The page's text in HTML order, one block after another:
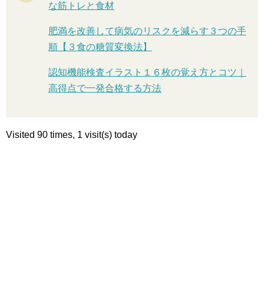
な筋トレと食材
肥満を改善して病気のリスクを減らす３つの手
順【３食の糖質変換法】
認知機能検査イラスト１６枚の覚え方とコツ｜
高得点で一発合格する方法
Visited 90 times, 1 visit(s) today